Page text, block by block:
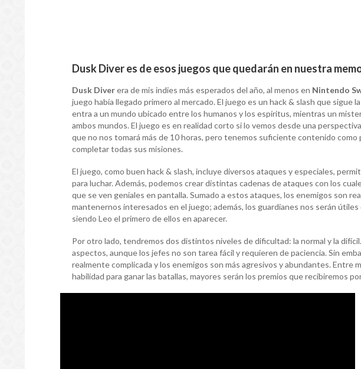
Dusk Diver es de esos juegos que quedarán en nuestra
Dusk Diverera de mis indies más esperados del año, al menos en Nintendo
juego había llegado primero al mercado. El juego es un hack & slash que sigue
entra a un mundo ubicado entre los humanos y los espíritus, mientras un
ambos mundos. El juego es en realidad corto si lo vemos desde una
que no nos tomará más de 10 horas, pero tenemos suficiente contenido como
completar todas sus misiones.
El juego, como buen hack & slash, incluye diversos ataques y especiales,
para luchar. Además, podemos crear distintas cadenas de ataques con los
que se ven geniales en pantalla. Sumado a estos ataques, los enemigos son
mantenernos interesados en el juego; además, los guardianes nos serán
siendo Leo el primero de ellos en aparecer.
Por otro lado, tendremos dos distintos niveles de dificultad: la normal y la
aspectos, aunque los jefes no son tarea fácil y requieren de paciencia. Sin
realmente complicada y los enemigos son más agresivos y abundantes. Entre
habilidad para ganar las batallas, mayores serán los premios que recibiremos